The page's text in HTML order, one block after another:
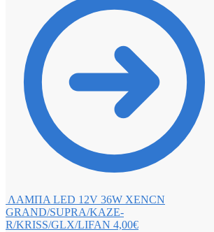
ΛΑΜΠΑ LED 12V 36W XENCN
GRAND/SUPRA/KAZE-
R/KRISS/GLX/LIFAN 4,00€